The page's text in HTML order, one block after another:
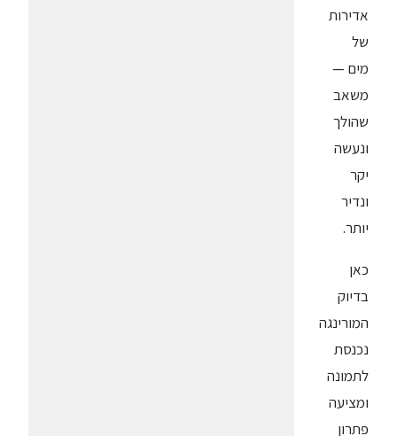
אדירות
של
מים —
משאב
שהולך
ונעשה
יקר
ונדיר
יותר.
כאן
בדיוק
המורינגה
נכנסת
לתמונה
ומציעה
פתרון